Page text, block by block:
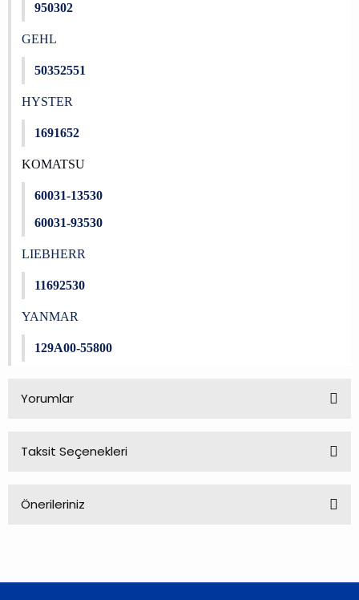
950302
GEHL
50352551
HYSTER
1691652
KOMATSU
60031-13530
60031-93530
LIEBHERR
11692530
YANMAR
129A00-55800
Yorumlar
Taksit Seçenekleri
Önerileriniz